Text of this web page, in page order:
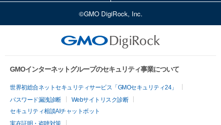
©GMO DigiRock, Inc.
GMOインターネットグループのセキュリティ事業について
世界初総合ネットセキュリティサービス「GMOセキュリティ24」
パスワード漏洩診断
Webサイトリスク診断
セキュリティ相談AIチャットボット
実在証明・盗聴対策